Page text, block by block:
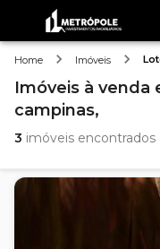
Home Imóveis
Imóveis à venda
campinas,
3 imóveis encontrados